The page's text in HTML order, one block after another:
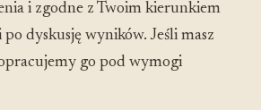
i zgodne z Twoim kierunkiem
dyskusję wyników. Jeśli masz
go pod wymogi